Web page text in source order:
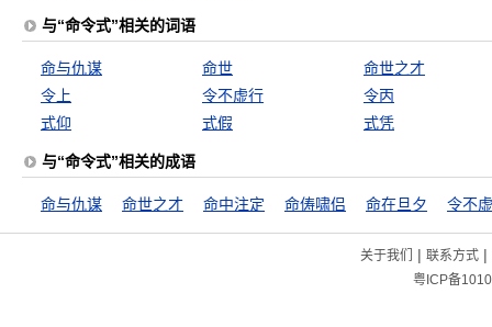
与“命令式”相关的词语
命与仇谋 命世
命世之才
令上
令不虚行
令丙
式仰
式假 式凭
与“命令式”相关的成语
命与仇谋 命世之才 命中注定 命俦啸侣 命在旦夕 令不
关于我们 | 联系方式|
粤ICP备